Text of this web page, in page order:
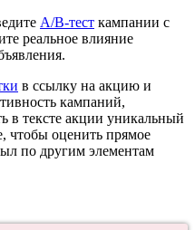
А/B-тест кампании с
реальное влияние
в ссылку на акцию и
кампаний,
в тексте акции уникальный
чтобы оценить прямое
по другим элементам